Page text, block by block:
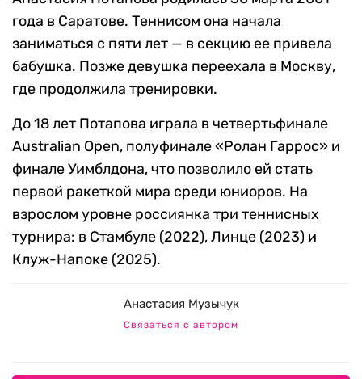
года в Саратове. Теннисом она начала
заниматься с пяти лет — в секцию ее привела
бабушка. Позже девушка переехала в Москву,
где продолжила тренировки.
До 18 лет Потапова играла в четвертьфинале
Australian Open, полуфинале «Ролан Гаррос» и
финале Уимблдона, что позволило ей стать
первой ракеткой мира среди юниоров. На
взрослом уровне россиянка три теннисных
турнира: в Стамбуле (2022), Линце (2023) и
Клуж-Напоке (2025).
Анастасия Музычук
Связаться с автором